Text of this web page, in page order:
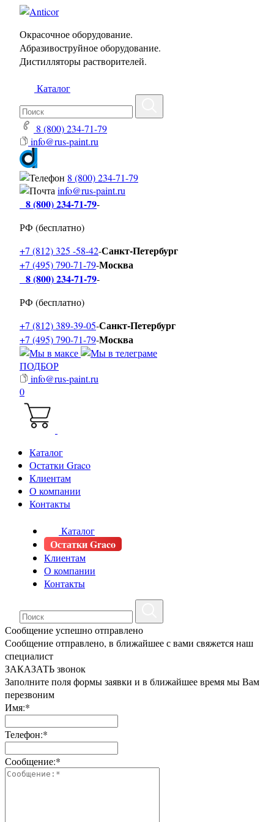
Окрасочное оборудование.
Абразивоструйное оборудование.
Дистилляторы растворителей.
Каталог
8 (800) 234-71-79
info@rus-paint.ru
8 (800) 234-71-79
info@rus-paint.ru
8 (800) 234-71-79-
РФ (бесплатно)
+7 (812) 325 -58-42-Санкт-Петербург
+7 (495) 790-71-79-Москва
8 (800) 234-71-79-
РФ (бесплатно)
+7 (812) 389-39-05-Санкт-Петербург
+7 (495) 790-71-79-Москва
ПОДБОР
info@rus-paint.ru
0
Каталог
Остатки Graco
Клиентам
О компании
Контакты
Каталог
Остатки Graco
Клиентам
О компании
Контакты
Сообщение успешно отправлено
Сообщение отправлено, в ближайшее с вами свяжется наш
специалист
ЗАКАЗАТЬ звонок
Заполните поля формы заявки и в ближайшее время мы Вам
перезвоним
Имя:*
Телефон:*
Сообщение:*